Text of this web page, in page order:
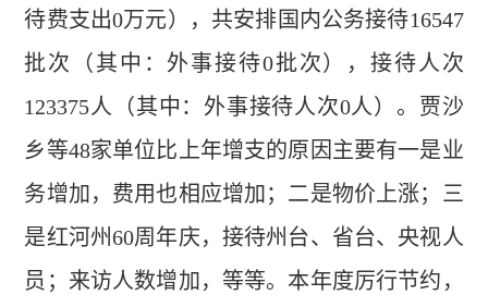
待费支出0万元），共安排国内公务接待16547
批次（其中：外事接待0批次），接待人次
123375人（其中：外事接待人次0人）。贾沙
乡等48家单位比上年增支的原因主要有一是业
务增加，费用也相应增加；二是物价上涨；三
是红河州60周年庆，接待州台、省台、央视人
员；来访人数增加，等等。本年度厉行节约，